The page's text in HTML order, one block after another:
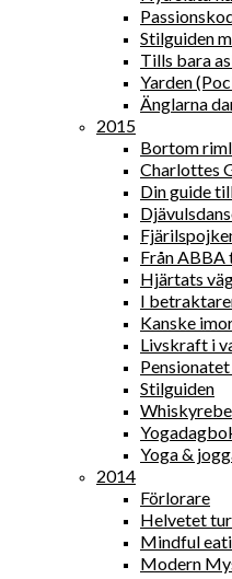
Stilguiden
Tills bara
Yarden
Änglarna
2015
Bortom
Charlottes
Din guide
Från ABBA
Hjärtats
I
Kanske
Livskraft i
Stilguiden
Yoga &
2014
Förlorare
Helvetet
Mindful
Modern